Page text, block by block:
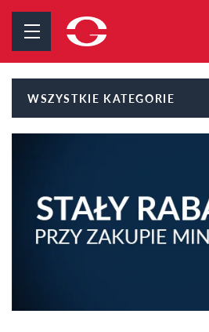
WSZYSTKIE KATEGORIE